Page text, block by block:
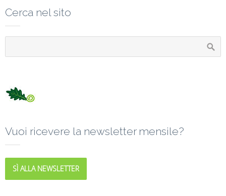
Cerca nel sito
Vuoi ricevere la newsletter mensile?
SÌ ALLA NEWSLETTER